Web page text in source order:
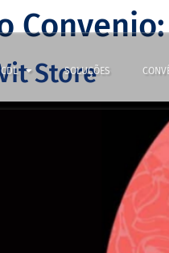
CDL SOLUÇÕES
Store